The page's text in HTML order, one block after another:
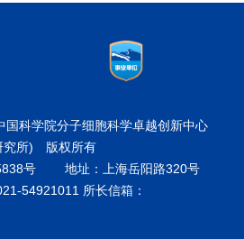
科学院分子细胞科学卓越创新中心
究所) 版权所有
号
地址：上海岳阳路320号
54921011 所长信箱：